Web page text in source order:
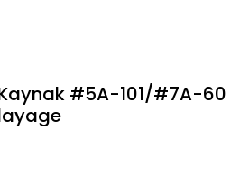
#5A-101/#7A-60